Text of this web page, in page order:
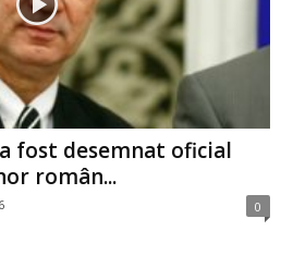
fost desemnat oficial
român...
0